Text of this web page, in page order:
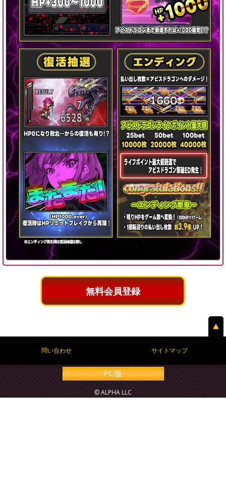
無料会員登録
問い合わせ サイトマップ
PC版
© ALPHA LLC